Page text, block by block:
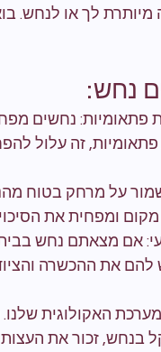
מיותרת לך או לנחש.
נחש:
פתאומיות:
זה עלול
על מרחק בטוח
ומפחית את
אם מצאתם נחש
להם את ההכשרה
האקולוגית שלנו.
זכור את